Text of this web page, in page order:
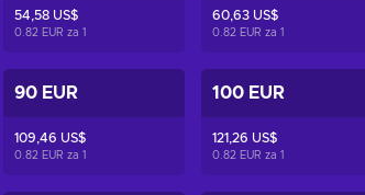
54,58 US$
0.82 EUR za1
60,63 US$
0.82 EUR za1
90 EUR
109,46 US$
0.82 EUR za1
100 EUR
121,26 US$
0.82 EUR za1